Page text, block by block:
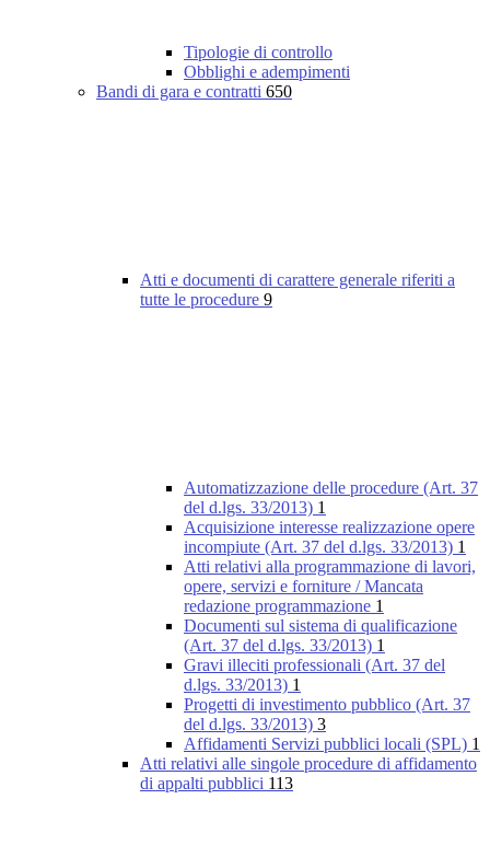
Tipologie di controllo
Obblighi e adempimenti
Bandi di gara e contratti 650
Atti e documenti di carattere generale riferiti a
tutte le procedure 9
Automatizzazione delle procedure (Art. 37
del d.lgs. 33/2013) 1
Acquisizione interesse realizzazione opere
incompiute (Art. 37 del d.lgs. 33/2013) 1
Atti relativi alla programmazione di lavori,
opere, servizi e forniture / Mancata
redazione programmazione 1
Documenti sul sistema di qualificazione
(Art. 37 del d.lgs. 33/2013) 1
Gravi illeciti professionali (Art. 37 del
d.lgs. 33/2013) 1
Progetti di investimento pubblico (Art. 37
del d.lgs. 33/2013) 3
Affidamenti Servizi pubblici locali (SPL) 1
Atti relativi alle singole procedure di affidamento
di appalti pubblici 113